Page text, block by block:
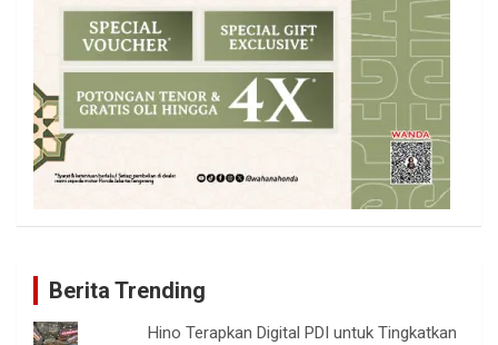
Berita Trending
Hino Terapkan Digital PDI untuk Tingkatkan